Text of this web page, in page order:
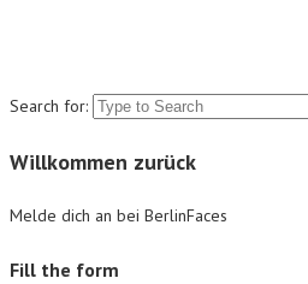
Search for:
Willkommen zurück
Melde dich an bei BerlinFaces
Fill the form